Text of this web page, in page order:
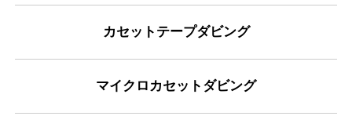
カセットテープダビング
マイクロカセットダビング